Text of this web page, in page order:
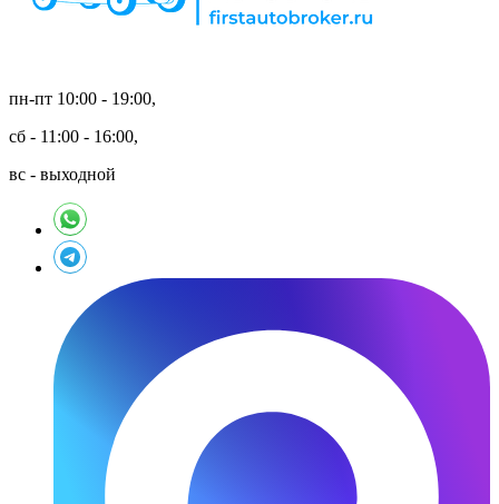
пн-пт 10:00 - 19:00,
сб - 11:00 - 16:00,
вс - выходной